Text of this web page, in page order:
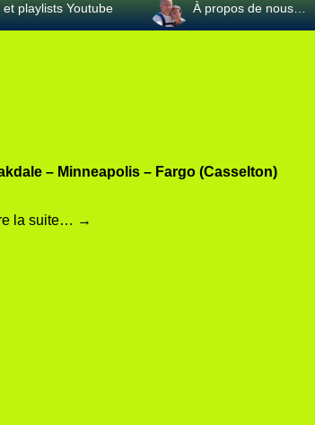
et playlists Youtube À propos de nous…
– Minneapolis – Fargo (Casselton)
la suite… →